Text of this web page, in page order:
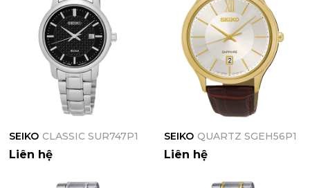
SEIKO CLASSIC SUR747P1
Liên hệ
SEIKO QUARTZ SGEH56P1
Liên hệ